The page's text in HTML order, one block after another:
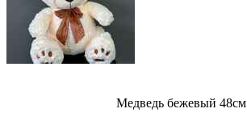
Медведь бежевый 48см